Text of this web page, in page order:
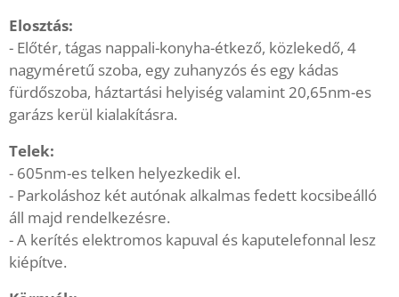
Elosztás:
- Előtér, tágas nappali-konyha-étkező, közlekedő, 4
nagyméretű szoba, egy zuhanyzós és egy kádas
fürdőszoba, háztartási helyiség valamint 20,65nm-es
garázs kerül kialakításra.
Telek:
- 605nm-es telken helyezkedik el.
- Parkoláshoz két autónak alkalmas fedett kocsibeálló
áll majd rendelkezésre.
- A kerítés elektromos kapuval és kaputelefonnal lesz
kiépítve.